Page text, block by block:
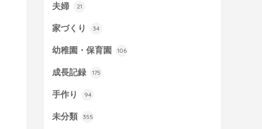
夫婦 21
家づくり 34
幼稚園・保育園 106
成長記録 175
手作り 94
未分類 355